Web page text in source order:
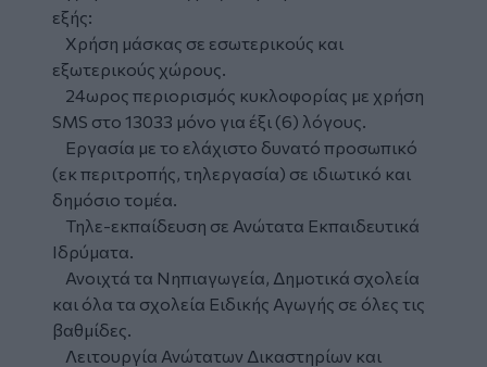
εξής:
Χρήση μάσκας σε εσωτερικούς και
εξωτερικούς χώρους.
24ωρος περιορισμός κυκλοφορίας με χρήση
SMS στο 13033 μόνο για έξι (6) λόγους.
Εργασία με το ελάχιστο δυνατό προσωπικό
(εκ περιτροπής, τηλεργασία) σε ιδιωτικό και
δημόσιο τομέα.
Τηλε-εκπαίδευση σε Ανώτατα Εκπαιδευτικά
Ιδρύματα.
Ανοιχτά τα Νηπιαγωγεία, Δημοτικά σχολεία
και όλα τα σχολεία Ειδικής Αγωγής σε όλες τις
βαθμίδες.
Λειτουργία Ανώτατων Δικαστηρίων και